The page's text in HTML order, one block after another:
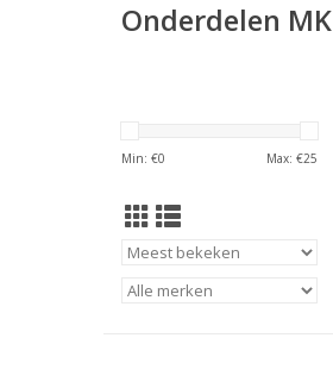
Onderdelen MK
Min: €0 Max: €25